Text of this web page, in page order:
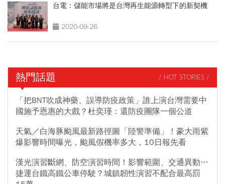
台電：儲能市場將是台灣再生能源轉型下的新契機
2020-09-26
熱門話題 / HOT STORIES /
「把BNT吹成神藥、誤導防疫政策」誰上演台灣需要中
國施予恩惠的大戲？杜奕瑾：還防疫團隊一個公道
天氣／白海豚颱風最新路徑圖「陸警準備」！豪大雨紫
爆影響時間曝光，颱風假機率多大，10日報先看
漢光演習斷網、防空演習時間！影響範圍、交通異動…
捷運台鐵高鐵公車停駛？城鎮韌性演習不配合最高罰